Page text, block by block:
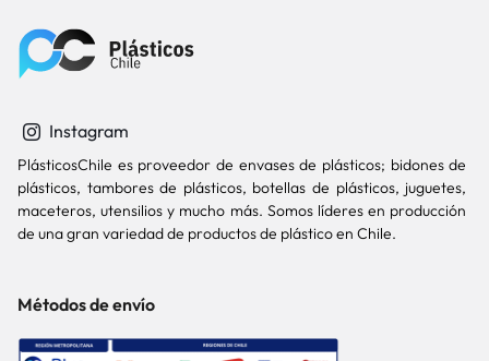
Instagram
PlásticosChile es proveedor de envases de plásticos; bidones de
plásticos, tambores de plásticos, botellas de plásticos, juguetes,
maceteros, utensilios y mucho más. Somos líderes en producción
de una gran variedad de productos de plástico en Chile.
Métodos de envío